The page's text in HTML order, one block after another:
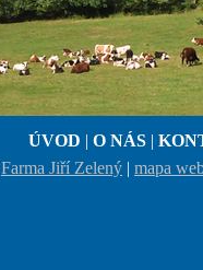
ÚVOD | O NÁS |
Farma Jiří Zelený | mapa